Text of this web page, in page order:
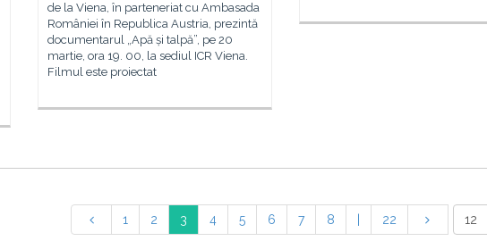
de la Viena, în parteneriat cu Ambasada
României în Republica Austria, prezintă
documentarul „Apă și talpă”, pe 20
martie, ora 19. 00, la sediul ICR Viena.
Filmul este proiectat
1 2 3 4 5 6 7 8 22